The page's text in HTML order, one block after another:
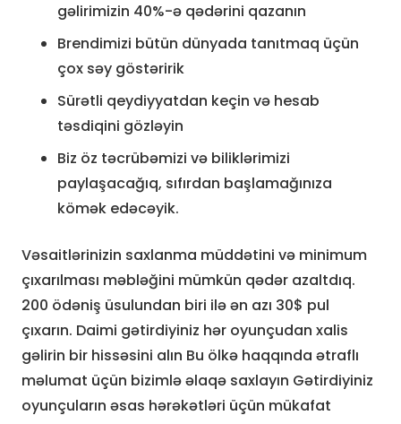
gəlirimizin 40%-ə qədərini qazanın
Brendimizi bütün dünyada tanıtmaq üçün
çox səy göstəririk
Sürətli qeydiyyatdan keçin və hesab
təsdiqini gözləyin
Biz öz təcrübəmizi və biliklərimizi
paylaşacağıq, sıfırdan başlamağınıza
kömək edəcəyik.
Vəsaitlərinizin saxlanma müddətini və minimum
çıxarılması məbləğini mümkün qədər azaltdıq.
200 ödəniş üsulundan biri ilə ən azı 30$ pul
çıxarın. Daimi gətirdiyiniz hər oyunçudan xalis
gəlirin bir hissəsini alın Bu ölkə haqqında ətraflı
məlumat üçün bizimlə əlaqə saxlayın Gətirdiyiniz
oyunçuların əsas hərəkətləri üçün mükafat